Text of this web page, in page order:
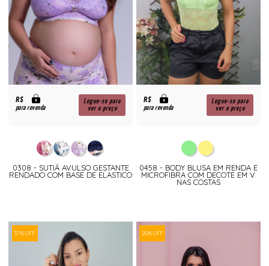
R$
para revenda
Logue-se para
ver o preço
0308 - SUTIÃ AVULSO GESTANTE
RENDADO COM BASE DE ELASTICO
R$
para revenda
Logue-se para
ver o preço
0458 - BODY BLUSA EM RENDA E
MICROFIBRA COM DECOTE EM V
NAS COSTAS
37% OFF 20% OFF